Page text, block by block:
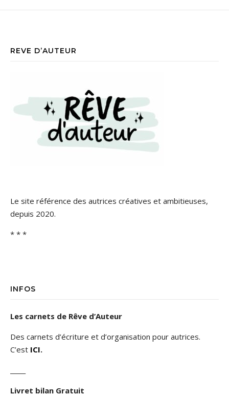
REVE D’AUTEUR
Le site référence des autrices créatives et ambitieuses,
depuis 2020.
* * *
INFOS
Les carnets de Rêve d’Auteur
Des carnets d’écriture et d’organisation pour autrices.
C’est ICI.
Livret bilan Gratuit